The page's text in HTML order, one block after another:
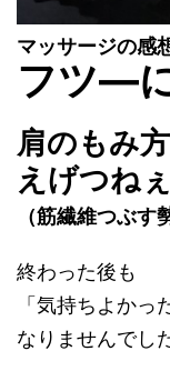
マッサージの感
フツ―
肩のもみ
えげつね
（筋繊維つぶす
終わった後も
「気持ちよかっ
なりませんでし